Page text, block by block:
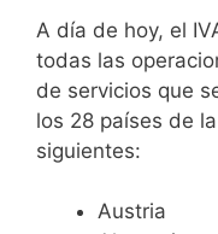
A día de hoy, el
todas las
de servicios que
los 28 países de
siguientes:
Austria